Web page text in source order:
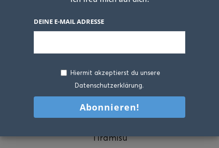
Tiramisu
DEINE E-MAIL ADRESSE
Hiermit akzeptierst du unsere
Datenschutzerklärung.